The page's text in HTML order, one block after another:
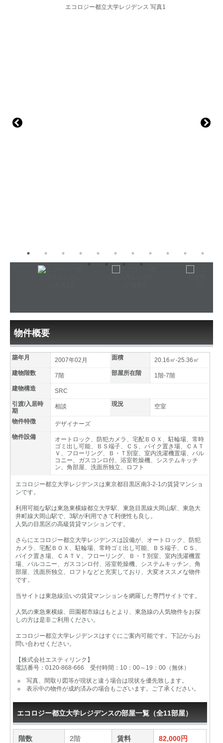
物件概要
築年月 2007年02月 面積
20.16㎡-25.36㎡
建物階数
7階 部屋所在階
1階-7階
建物構造
SRC
引渡/入居時
期
相談 現況 空室
物件特徴
デザイナーズ
物件設備
オートロック、防犯カメラ、宅配ＢＯＸ、駐輪場、常時
ゴミ出し可能、ＢＳ端子、ＣＳ、バイク置き場、ＣＡＴ
Ｖ、フローリング、Ｂ・Ｔ別室、室内洗濯機置場、バル
コニー、ガスコンロ付、浴室乾燥機、システムキッチ
ン、角部屋、洗面所独立、ロフト
エコロジー都立大学レジデンスは東京都目黒区南3-2-1の賃貸マンショ
ンです。
利用可能な駅は東急東横線都立大学駅、東急目黒線大岡山駅、東急大
井町線大岡山駅で、3駅が利用できて利便性も良し。
人気の目黒区の高級賃貸マンションです。
さらにエコロジー都立大学レジデンスは設備が、オートロック、防犯
カメラ、宅配ＢＯＸ、駐輪場、常時ゴミ出し可能、ＢＳ端子、ＣＳ、
バイク置き場、ＣＡＴＶ、フローリング、Ｂ・Ｔ別室、室内洗濯機置
場、バルコニー、ガスコンロ付、浴室乾燥機、システムキッチン、角
部屋、洗面所独立、ロフトなどと充実しており、大変オススメな物件
です。
当サイトは東急線沿いの賃貸マンションを網羅した専門サイトです。
人気の東急東横線、田園都市線はもとより、東急線の人気物件をお探
しの方は是非ご利用ください。
エコロジー都立大学レジデンスはすぐにご案内可能です。下記からお
問い合わせください。
【株式会社エスティリンク】
電話番号：0120-868-666 受付時間：10：00～19：00（無休）
写真、間取り図等が現状と違う場合は現状を優先致します。
表示中の物件が成約済みの場合もございます。ご了承ください。
エコロジー都立大学レジデンスの部屋一覧（全11部屋）
階数 2階 賃料 82,000円